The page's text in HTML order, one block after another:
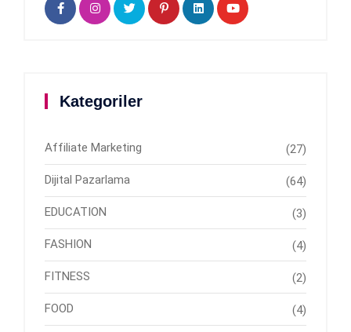
Kategoriler
Affiliate Marketing (27)
Dijital Pazarlama (64)
EDUCATION (3)
FASHION (4)
FITNESS (2)
FOOD (4)